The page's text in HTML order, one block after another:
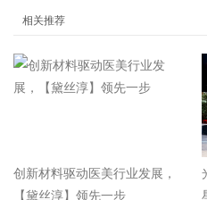
相关推荐
​创新材料驱动医美行业发展，
【黛丝淳】领先一步